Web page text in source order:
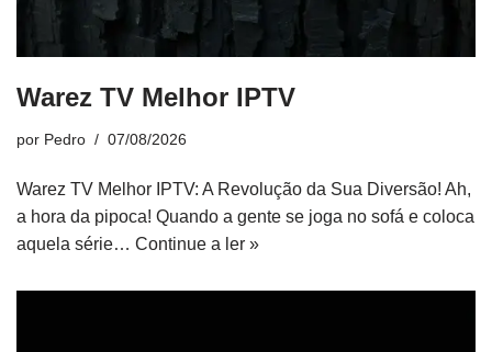
Warez TV Melhor IPTV
por Pedro 07/08/2026
Warez TV Melhor IPTV: A Revolução da Sua Diversão! Ah,
a hora da pipoca! Quando a gente se joga no sofá e coloca
aquela série… Continue a ler »